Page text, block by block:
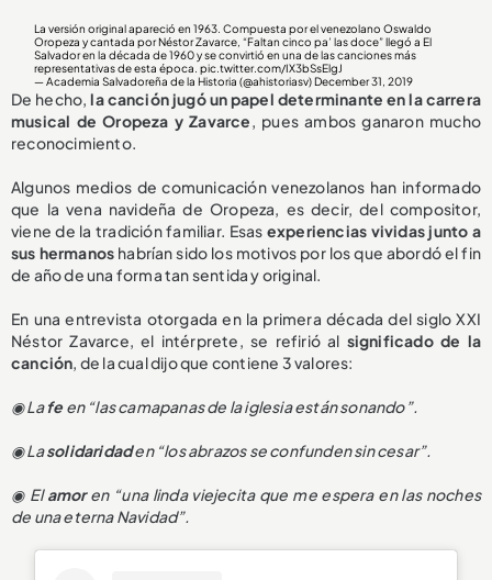
La versión original apareció en 1963. Compuesta por el venezolano Oswaldo
Oropeza y cantada por Néstor Zavarce, “Faltan cinco pa’ las doce” llegó a El
Salvador en la década de 1960 y se convirtió en una de las canciones más
representativas de esta época.pic.twitter.com/IX3bSsElgJ
— Academia Salvadoreña de la Historia (@ahistoriasv)December 31, 2019
De hecho,la canción jugó un papel determinante en la carrera
musical de Oropeza y Zavarce, pues ambos ganaron mucho
reconocimiento.
Algunos medios de comunicación venezolanos han informado
que la vena navideña de Oropeza, es decir, del compositor,
viene de la tradición familiar. Esas experiencias vividas junto a
sus hermanos habrían sido los motivos por los que abordó el fin
de año de una forma tan sentida y original.
En una entrevista otorgada en la primera década del siglo XXI
Néstor Zavarce, el intérprete, se refirió al significado de la
canción, de la cual dijo que contiene 3 valores:
◉ Lafeen “las camapanas de la iglesia están sonando”.
◉ Lasolidaridaden “los abrazos se confunden sin cesar”.
◉ Elamoren “una linda viejecita que me espera en las noches
de una eterna Navidad”.